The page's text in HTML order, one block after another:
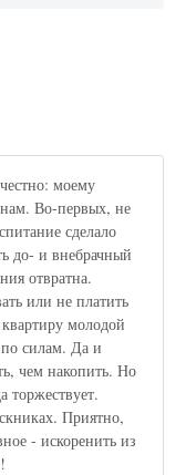
моему
Во-первых, не
сделало
до- и внебрачный
отвратна.
или не платить
молодой
силам. Да и
чем накопить. Но
торжествует.
Приятно,
- искоренить из